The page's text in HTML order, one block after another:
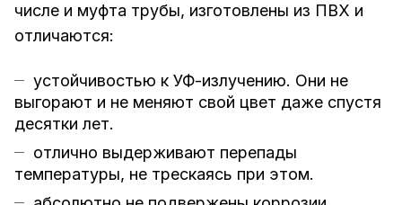
числе и муфта трубы, изготовлены из ПВХ и
отличаются:
устойчивостью к УФ-излучению. Они не
выгорают и не меняют свой цвет даже спустя
десятки лет.
отлично выдерживают перепады
температуры, не трескаясь при этом.